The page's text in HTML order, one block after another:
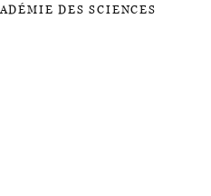
DES SCIENCES